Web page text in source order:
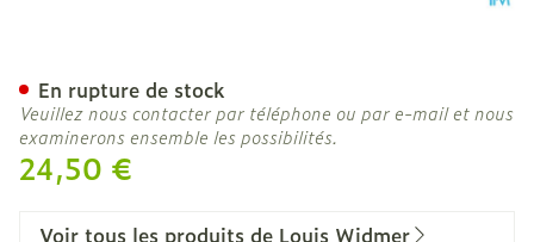
24,50 €
En rupture de stock
Veuillez nous contacter par téléphone ou par e-mail et nous
examinerons ensemble les possibilités.
Voir tous les produits de Louis Widmer